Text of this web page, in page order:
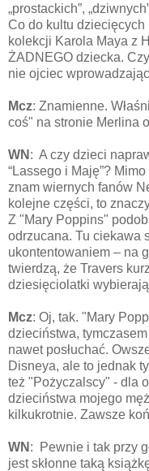
„prostackich”,
Co do kultu
kolekcji Karola Maya z
ŻADNEGO dziecka.
nie ojciec
Mcz: Znamienne.
coś" na stronie Merlina
WN : A czy dzieci
“Lassego i Maję”?
znam wiernych fanów
kolejne części, to
Z "Mary Poppins"
odrzucana. Tu ciekawa
ukontentowaniem – na
twierdzą, że Travers
dziesięciolatki
Mcz: Oj, tak. "Mary
dzieciństwa,
nawet posłuchać.
Disneya, ale to jednak
też "Pożyczalscy" - dla
dzieciństwa mojego
kilkukrotnie. Zawsze
WN : Pewnie i tak przy
jest skłonne taką